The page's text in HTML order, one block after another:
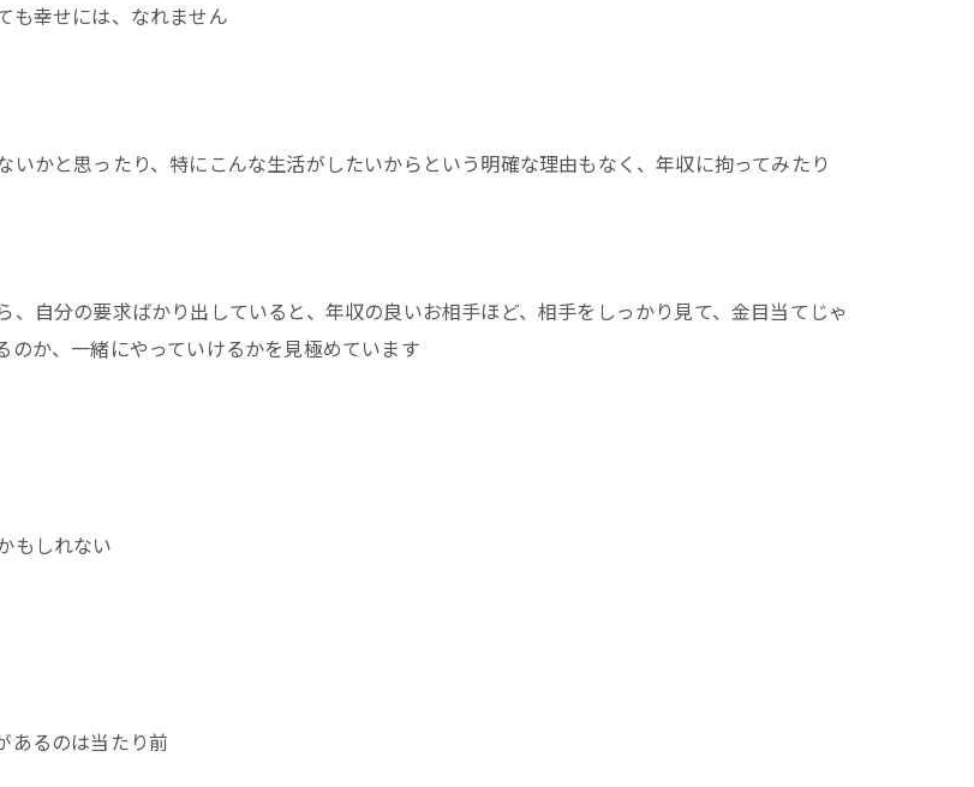
も幸せには、なれません
かと思ったり、特にこんな生活がしたいからという明確な理由もなく、年収に拘ってみたり
自分の要求ばかり出していると、年収の良いお相手ほど、相手をしっかり見て、金目当てじゃ
か、一緒にやっていけるかを見極めています
もしれない
あるのは当たり前